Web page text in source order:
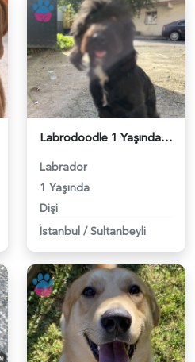
Labrodoodle 1 Yaşında Köpeğim Eş Arıyor - 118974609
Labrador
1 Yaşında
Dişi
İstanbul / Sultanbeyli